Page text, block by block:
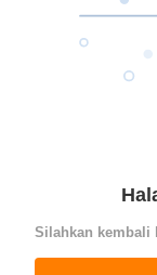
Silahkan kembali